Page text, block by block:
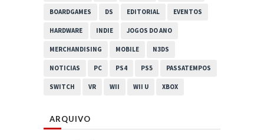
BOARDGAMES DS EDITORIAL EVENTOS
HARDWARE INDIE JOGOS DO ANO
MERCHANDISING MOBILE N3DS
NOTICIAS PC PS4 PS5 PASSATEMPOS
SWITCH VR WII WII U XBOX
ARQUIVO